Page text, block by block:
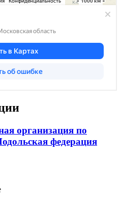
организация по
федерация